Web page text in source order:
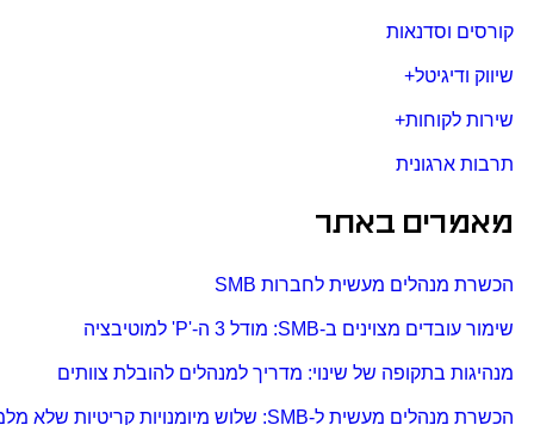
קורסים וסדנאות
שיווק ודיגיטל+
שירות לקוחות+
תרבות ארגונית
מאמרים באתר
הכשרת מנהלים מעשית לחברות SMB
שימור עובדים מצוינים ב-SMB: מודל 3 ה-'P' למוטיבציה
מנהיגות בתקופה של שינוי: מדריך למנהלים להובלת צוותים
הכשרת מנהלים מעשית ל-SMB: שלוש מיומנויות קריטיות שלא מלמדים בקורסים גנריים